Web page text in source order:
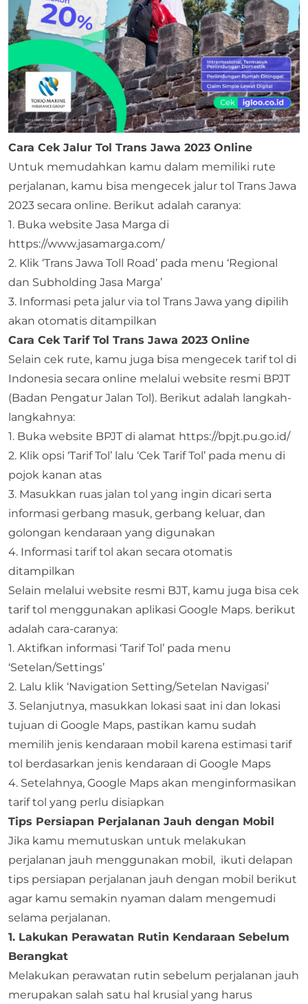
Cara Cek Jalur Tol Trans Jawa 2023 Online
Untuk memudahkan kamu dalam memiliki rute
perjalanan, kamu bisa mengecek jalur tol Trans Jawa
2023 secara online. Berikut adalah caranya:
1. Buka website Jasa Marga di
https://www.jasamarga.com/
2. Klik ‘Trans Jawa Toll Road’ pada menu ‘Regional
dan Subholding Jasa Marga’
3. Informasi peta jalur via tol Trans Jawa yang dipilih
akan otomatis ditampilkan
Cara Cek Tarif Tol Trans Jawa 2023 Online
Selain cek rute, kamu juga bisa mengecek tarif tol di
Indonesia secara online melalui website resmi BPJT
(Badan Pengatur Jalan Tol). Berikut adalah langkah-
langkahnya:
1. Buka website BPJT di alamat https://bpjt.pu.go.id/
2. Klik opsi ‘Tarif Tol’ lalu ‘Cek Tarif Tol’ pada menu di
pojok kanan atas
3. Masukkan ruas jalan tol yang ingin dicari serta
informasi gerbang masuk, gerbang keluar, dan
golongan kendaraan yang digunakan
4. Informasi tarif tol akan secara otomatis
ditampilkan
Selain melalui website resmi BJT, kamu juga bisa cek
tarif tol menggunakan aplikasi Google Maps. berikut
adalah cara-caranya:
1. Aktifkan informasi ‘Tarif Tol’ pada menu
‘Setelan/Settings’
2. Lalu klik ‘Navigation Setting/Setelan Navigasi’
3. Selanjutnya, masukkan lokasi saat ini dan lokasi
tujuan di Google Maps, pastikan kamu sudah
memilih jenis kendaraan mobil karena estimasi tarif
tol berdasarkan jenis kendaraan di Google Maps
4. Setelahnya, Google Maps akan menginformasikan
tarif tol yang perlu disiapkan
Tips Persiapan Perjalanan Jauh dengan Mobil
Jika kamu memutuskan untuk melakukan
perjalanan jauh menggunakan mobil, ikuti delapan
tips persiapan perjalanan jauh dengan mobil berikut
agar kamu semakin nyaman dalam mengemudi
selama perjalanan.
1. Lakukan Perawatan Rutin Kendaraan Sebelum
Berangkat
Melakukan perawatan rutin sebelum perjalanan jauh
merupakan salah satu hal krusial yang harus